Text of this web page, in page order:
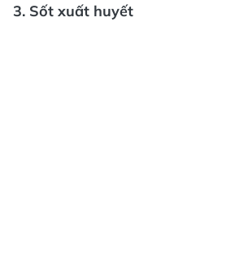
3. Sốt xuất huyết